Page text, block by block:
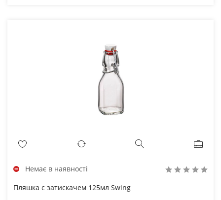
Немає в наявності
Пляшка с затискачем 125мл Swing